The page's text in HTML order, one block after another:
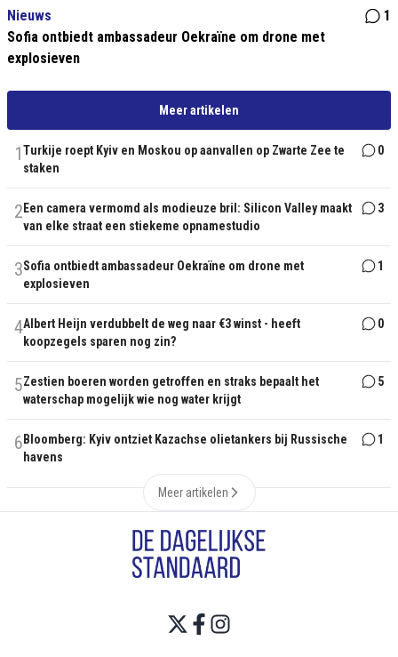
Nieuws
1
Sofia ontbiedt ambassadeur Oekraïne om drone met
explosieven
Meer artikelen
1Turkije roept Kyiv en Moskou op aanvallen op Zwarte Zee te
staken
0
2 Een camera vermomd als modieuze bril: Silicon Valley maakt
van elke straat een stiekeme opnamestudio
3
3Sofia ontbiedt ambassadeur Oekraïne om drone met
explosieven
1
4Albert Heijn verdubbelt de weg naar €3 winst - heeft
koopzegels sparen nog zin?
0
5Zestien boeren worden getroffen en straks bepaalt het
waterschap mogelijk wie nog water krijgt
5
6 Bloomberg: Kyiv ontziet Kazachse olietankers bij Russische
havens
1
Meer artikelen